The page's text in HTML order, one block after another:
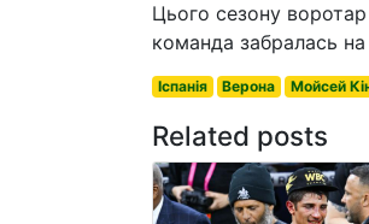
Цього сезону
команда забралась на
Іспанія Верона Мойсей
Related posts